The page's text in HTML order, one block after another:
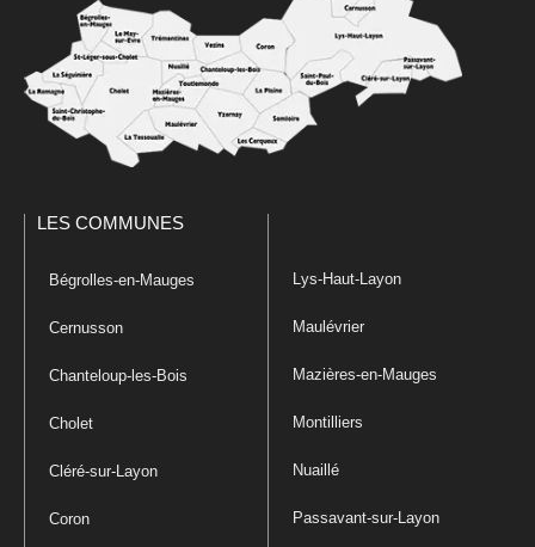
LES COMMUNES
Bégrolles-en-Mauges
Cernusson
Chanteloup-les-Bois
Cholet
Cléré-sur-Layon
Coron
Lys-Haut-Layon
Maulévrier
Mazières-en-Mauges
Montilliers
Nuaillé
Passavant-sur-Layon